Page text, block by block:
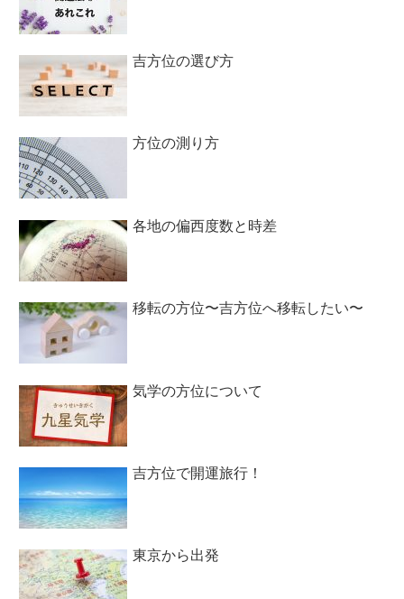
吉方位の選び方
方位の測り方
各地の偏西度数と時差
移転の方位〜吉方位へ移転したい〜
気学の方位について
吉方位で開運旅行！
東京から出発